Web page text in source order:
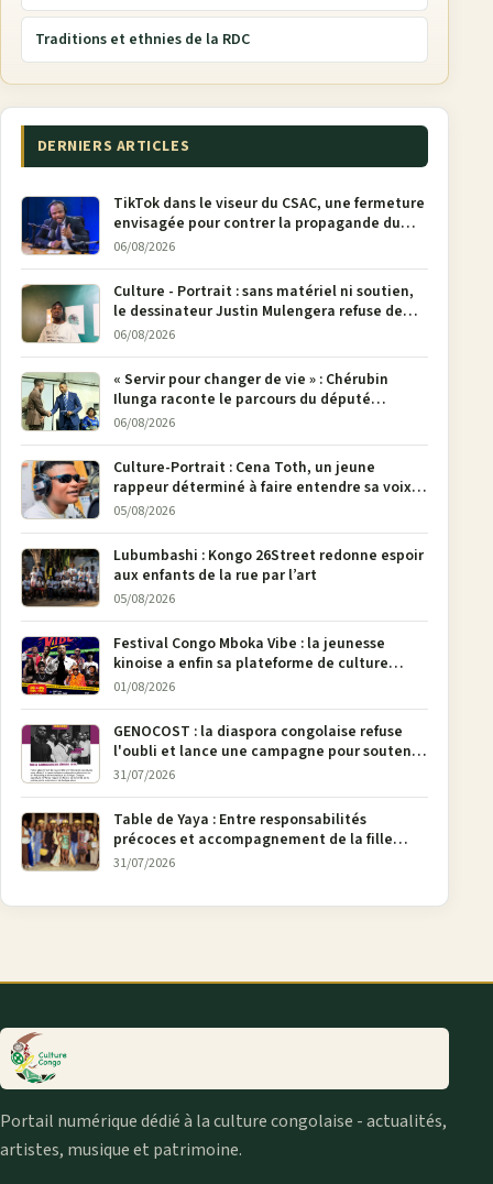
Traditions et ethnies de la RDC
DERNIERS ARTICLES
TikTok dans le viseur du CSAC, une fermeture
envisagée pour contrer la propagande du
M23
06/08/2026
Culture - Portrait : sans matériel ni soutien,
le dessinateur Justin Mulengera refuse de
poser son crayon
06/08/2026
« Servir pour changer de vie » : Chérubin
Ilunga raconte le parcours du député
national Jethro Muyombi Tshimbu en 137
06/08/2026
Culture-Portrait : Cena Toth, un jeune
rappeur déterminé à faire entendre sa voix à
Bunia
05/08/2026
Lubumbashi : Kongo 26Street redonne espoir
aux enfants de la rue par l’art
05/08/2026
Festival Congo Mboka Vibe : la jeunesse
kinoise a enfin sa plateforme de culture
urbaine
01/08/2026
GENOCOST : la diaspora congolaise refuse
l'oubli et lance une campagne pour soutenir
la pétition FONAREV depuis Bruxelles
31/07/2026
Table de Yaya : Entre responsabilités
précoces et accompagnement de la fille
aînée, la diaspora en débat
31/07/2026
Portail numérique dédié à la culture congolaise - actualités,
artistes, musique et patrimoine.